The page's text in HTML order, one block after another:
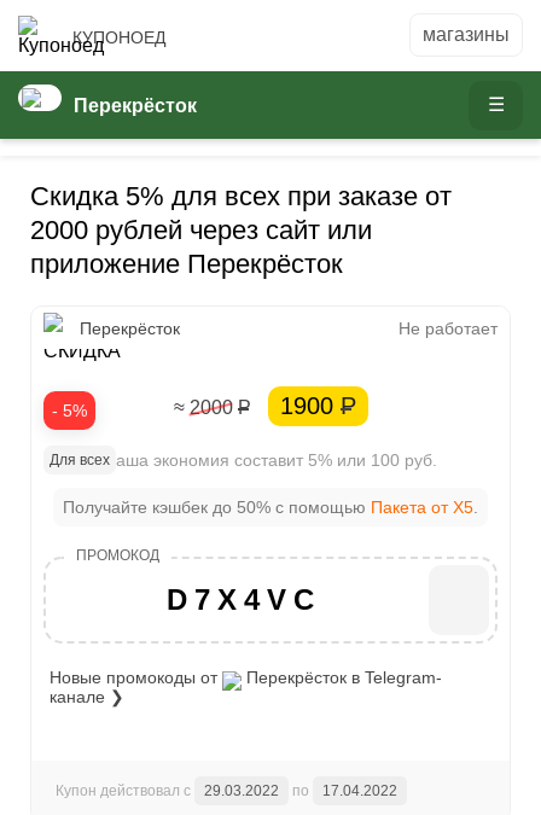
КУПОНОЕД
Перекрёсток
Скидка 5% для всех при заказе от
2000 рублей через сайт или
приложение Перекрёсток
- 5%
5%
СКИДКА
Перекрёсток Не работает
≈ 2000 Р 1900 Р
Ваша экономия составит 5% или 100 руб.
Получайте кэшбек до 50% с помощью Пакета от X5
D7X4VC
Новые промокоды от Перекрёсток в Telegram-
канале ❯
Для всех
Купон действовал с 29.03.2022 по 17.04.2022